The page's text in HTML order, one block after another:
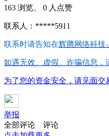
163 浏览、 0 人点赞
联系人：*****5911
联系时请告知在辉腾网络科技
如遇无效、虚假、诈骗信息，
为了您的资金安全，请见面交
举报
全部评论
评论